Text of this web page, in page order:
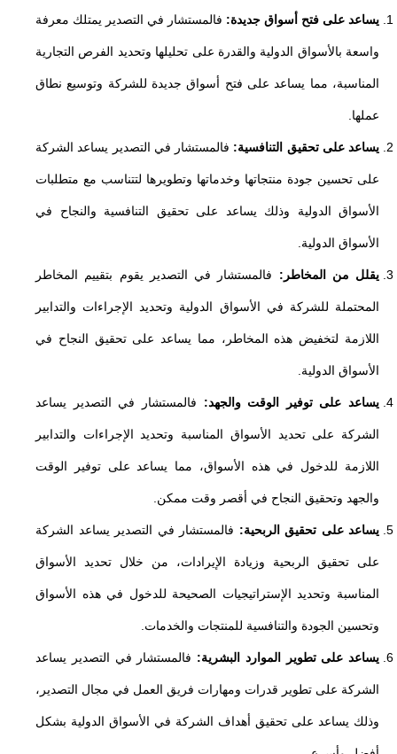
يساعد على فتح أسواق جديدة: فالمستشار في التصدير يمتلك معرفة
واسعة بالأسواق الدولية والقدرة على تحليلها وتحديد الفرص التجارية
المناسبة، مما يساعد على فتح أسواق جديدة للشركة وتوسيع نطاق
عملها.
يساعد على تحقيق التنافسية: فالمستشار في التصدير يساعد الشركة
على تحسين جودة منتجاتها وخدماتها وتطويرها لتتناسب مع متطلبات
الأسواق الدولية وذلك يساعد على تحقيق التنافسية والنجاح في
الأسواق الدولية.
يقلل من المخاطر: فالمستشار في التصدير يقوم بتقييم المخاطر
المحتملة للشركة في الأسواق الدولية وتحديد الإجراءات والتدابير
اللازمة لتخفيض هذه المخاطر، مما يساعد على تحقيق النجاح في
الأسواق الدولية.
يساعد على توفير الوقت والجهد: فالمستشار في التصدير يساعد
الشركة على تحديد الأسواق المناسبة وتحديد الإجراءات والتدابير
اللازمة للدخول في هذه الأسواق، مما يساعد على توفير الوقت
والجهد وتحقيق النجاح في أقصر وقت ممكن.
يساعد على تحقيق الربحية: فالمستشار في التصدير يساعد الشركة
على تحقيق الربحية وزيادة الإيرادات، من خلال تحديد الأسواق
المناسبة وتحديد الإستراتيجيات الصحيحة للدخول في هذه الأسواق
وتحسين الجودة والتنافسية للمنتجات والخدمات.
يساعد على تطوير الموارد البشرية: فالمستشار في التصدير يساعد
الشركة على تطوير قدرات ومهارات فريق العمل في مجال التصدير،
وذلك يساعد على تحقيق أهداف الشركة في الأسواق الدولية بشكل